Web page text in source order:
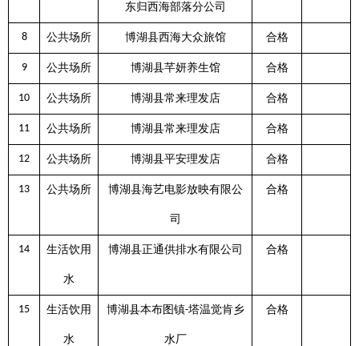
东归西海部落分公司
8 公共场所 博湖县西海大众旅馆 合格
9 公共场所 博湖县芊妍养生馆 合格
10 公共场所 博湖县常来理发店 合格
11 公共场所 博湖县常来理发店 合格
12 公共场所 博湖县平安理发店 合格
13 公共场所 博湖县海艺电影放映有限公
司
合格
14 生活饮用
水
博湖县正通供排水有限公司 合格
15 生活饮用
水
博湖县本布图镇-塔温觉肯乡
水厂
合格